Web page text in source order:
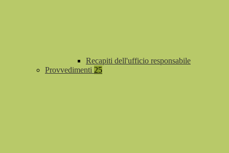
Recapiti dell'ufficio responsabile
Provvedimenti 25